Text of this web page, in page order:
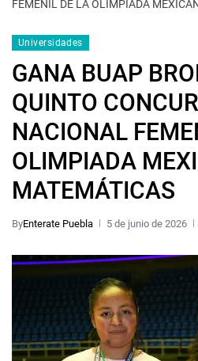
FEMENIL DE LA OLIMPIADA
Universidades
GANA BUAP
QUINTO
NACIONAL
OLIMPIADA
MATEMÁTICAS
ByEnterate Puebla 5 de junio de 2026